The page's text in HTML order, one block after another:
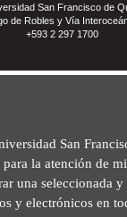
San Francisco de
de Robles y Vía
+593 2 297 1700
San
la atención de
una seleccionada
y electrónicos en